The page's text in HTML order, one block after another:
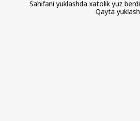
Sahifani yuklashda xatolik yuz berdi
Qayta yuklash